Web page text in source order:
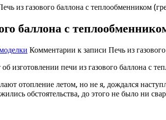
из газового баллона с теплообменником
баллона с
Комментарии к записи Печь из
изготовлении печи из газового баллона с
отопление летом, но не я, дождался
обстоятельства, до этого не было ни